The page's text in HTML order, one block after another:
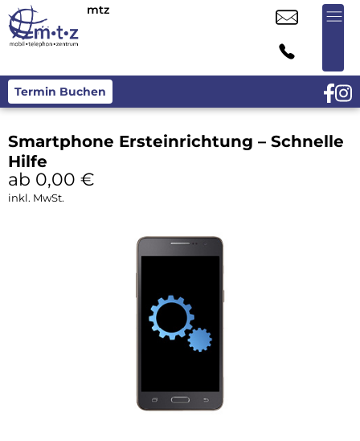
mtz
Termin Buchen
Smartphone Ersteinrichtung – Schnelle
Hilfe
ab 0,00 €
inkl. MwSt.